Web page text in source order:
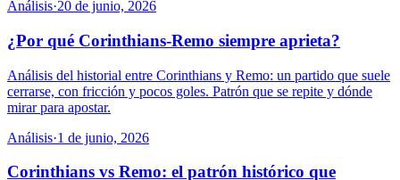
Análisis·20 de junio, 2026
¿Por qué Corinthians-Remo siempre aprieta?
Análisis del historial entre Corinthians y Remo: un partido que suele
cerrarse, con fricción y pocos goles. Patrón que se repite y dónde
mirar para apostar.
Análisis·1 de junio, 2026
Corinthians vs Remo: el patrón histórico que